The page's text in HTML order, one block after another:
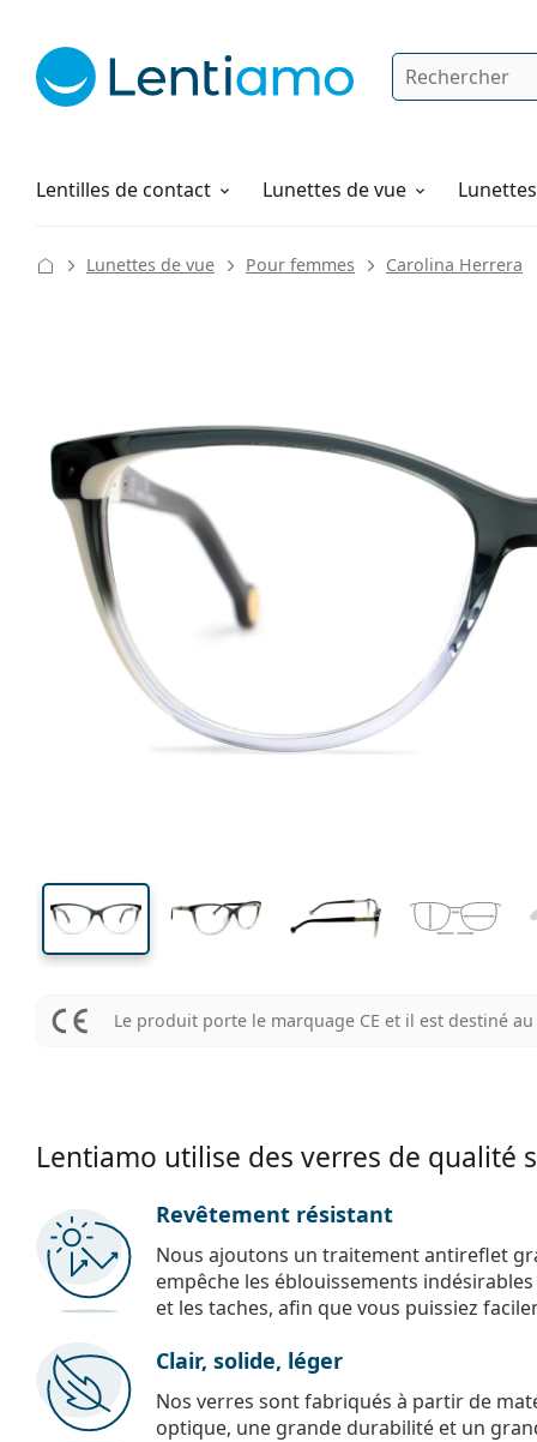
Rechercher
Lentilles de contact
Produits d'entretien Lunettes de vue
Comment commander
Lunettes de vue Pour femmes Carolina Herrera
40 mm
Hauteur des verres Largeur des verres
Largeur
des verres
Le produit porte le marquage CE et il est destiné
Lentiamo utilise des verres de qualité
Revêtement résistant
Nous ajoutons un traitement antireflet
empêche les éblouissements
et les taches, afin que vous puissiez
Clair, solide, léger
Nos verres sont fabriqués à partir de
optique, une grande durabilité et un